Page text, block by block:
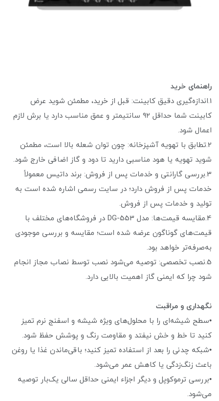
راهنمای خرید
1.اندازه‌گیری دقیق کابینت: قبل از خرید، مطمئن شوید عرض
کابینت شما حداقل ۹۲ سانتیمتر و عمق مناسب دارد یا برش لازم
اعمال شود.
2.تطابق با تهویه آشپزخانه: چون توان شعله بالا است، مطمئن
شوید تهویه یا هود مناسبی دارید تا دود و گاز اضافی خارج شود.
3.بررسی گارانتی و خدمات پس از فروش: برند داتیس معمولاً
خدمات پس از فروش دارد؛ در سایت رسمی اشاره شده است به
تولید و خدمات پس از فروش.
4.مقایسه قیمت‌ها: مدل DG-553 در فروشگاه‌های مختلف با
قیمت‌های گوناگون عرضه شده است؛ مقایسه و بررسی موجودی
به‌صرفه‌تر خواهد بود.
5.نصب تخصصی: توصیه می‌شود نصب توسط نصاب مجاز انجام
شود چرا که ایمنی گاز اهمیت بالایی دارد.
نگهداری و مراقبت
•سطح شیشه‌ای را با محلول‌های ویژه شیشه و اسفنج نرم تمیز
کنید تا خط و خش نیفتد و مقاومت رنگ و پوشش حفظ شود.
•شبکه چدنی را بعد از استفاده تمیز کنید؛ باقی‌ماندن غذا یا روغن
باعث زنگ‌زدگی یا کاهش عمر می‌شود.
•بررسی ترموکوپل و دیگر اجزاء ایمنی حداقل سالی یک‌بار توصیه
می‌شود.